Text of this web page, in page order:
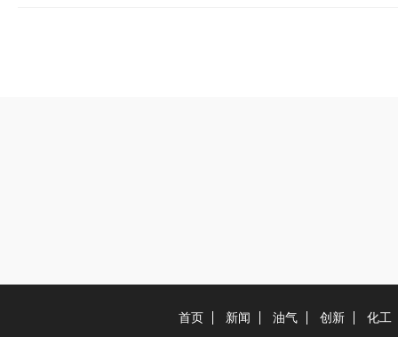
首页 新闻 油气 创新 化工